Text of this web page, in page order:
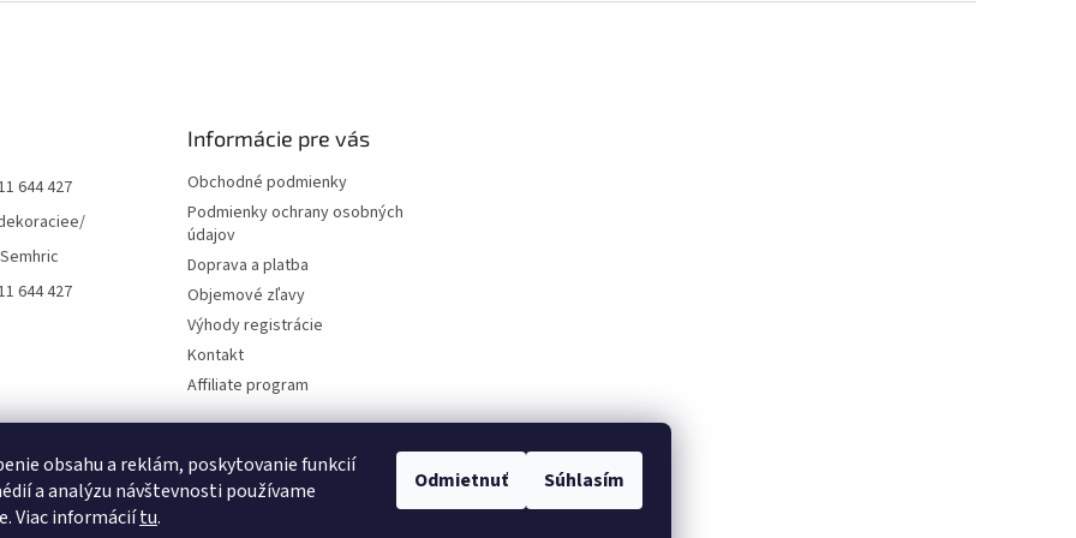
obsahu a reklám, poskytovanie funkcií
a analýzu návštevnosti používame
Viac informáciítu.
Odmietnuť Súhlasím
644 427
644 427
Informácie pre vás
Obchodné podmienky
Podmienky ochrany osobných
údajov
Doprava a platba
Objemové zľavy
Výhody registrácie
Kontakt
Affiliate program